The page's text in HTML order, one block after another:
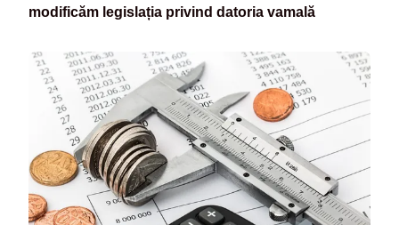
modificăm legislația privind datoria vamală